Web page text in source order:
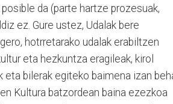
da (parte hartze prozesuak,
ez. Gure ustez, Udalak bere
hotrretarako udalak erabiltzen
eta hezkuntza eragileak, kirol
bilerak egiteko baimena izan
Kultura batzordean baina ezezkoa